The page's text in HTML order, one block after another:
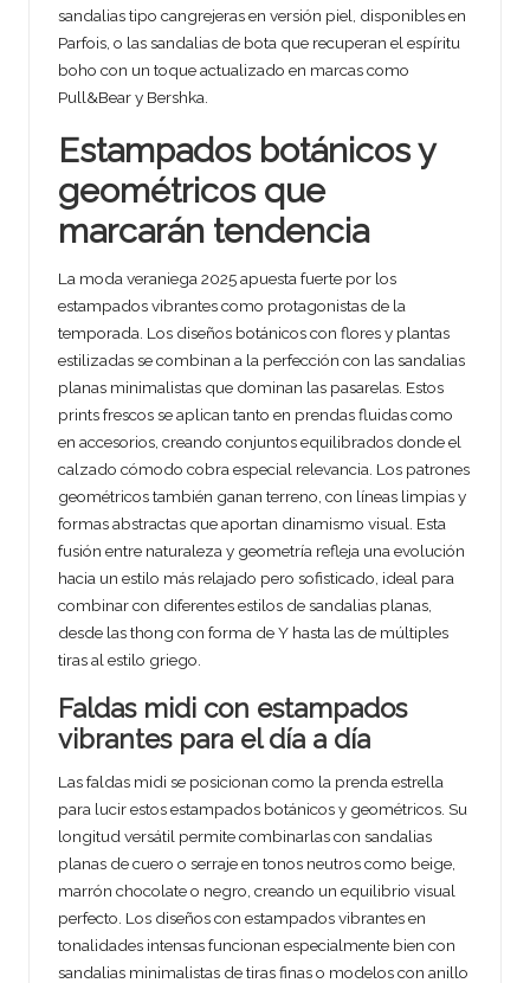
sandalias tipo cangrejeras en versión piel, disponibles en
Parfois, o las sandalias de bota que recuperan el espíritu
boho con un toque actualizado en marcas como
Pull&Bear y Bershka.
Estampados botánicos y
geométricos que
marcarán tendencia
La moda veraniega 2025 apuesta fuerte por los
estampados vibrantes como protagonistas de la
temporada. Los diseños botánicos con flores y plantas
estilizadas se combinan a la perfección con las sandalias
planas minimalistas que dominan las pasarelas. Estos
prints frescos se aplican tanto en prendas fluidas como
en accesorios, creando conjuntos equilibrados donde el
calzado cómodo cobra especial relevancia. Los patrones
geométricos también ganan terreno, con líneas limpias y
formas abstractas que aportan dinamismo visual. Esta
fusión entre naturaleza y geometría refleja una evolución
hacia un estilo más relajado pero sofisticado, ideal para
combinar con diferentes estilos de sandalias planas,
desde las thong con forma de Y hasta las de múltiples
tiras al estilo griego.
Faldas midi con estampados
vibrantes para el día a día
Las faldas midi se posicionan como la prenda estrella
para lucir estos estampados botánicos y geométricos. Su
longitud versátil permite combinarlas con sandalias
planas de cuero o serraje en tonos neutros como beige,
marrón chocolate o negro, creando un equilibrio visual
perfecto. Los diseños con estampados vibrantes en
tonalidades intensas funcionan especialmente bien con
sandalias minimalistas de tiras finas o modelos con anillo